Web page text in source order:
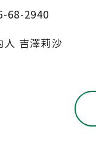
68-2940
人 吉澤莉沙